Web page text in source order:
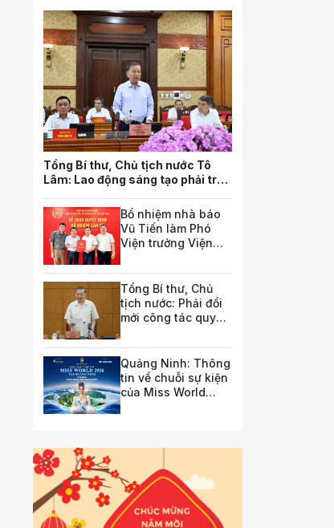
Tổng Bí thư, Chủ tịch nước Tô
Lâm: Lao động sáng tạo phải trở
của quốc gia trong tương lai
Bổ nhiệm nhà báo
Vũ Tiến làm Phó
Viện trưởng Viện
luật và chính sách
doanh nghiệp
Tổng Bí thư, Chủ
tịch nước: Phải đổi
mới công tác quy
phát triển hạ tầng
Quảng Ninh: Thông
tin về chuỗi sự kiện
của Miss World